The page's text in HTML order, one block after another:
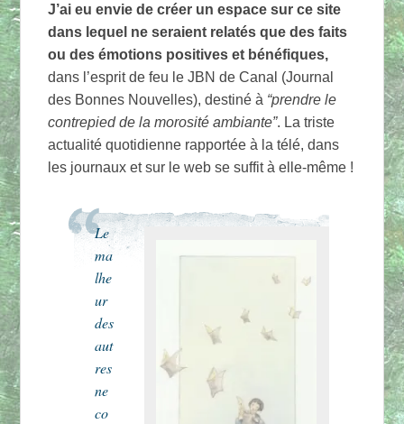
J’ai eu envie de créer un espace sur ce site
dans lequel ne seraient relatés que des faits
ou des émotions positives et bénéfiques,
dans l’esprit de feu le JBN de Canal (Journal
des Bonnes Nouvelles), destiné à “prendre le
contrepied de la morosité ambiante”. La triste
actualité quotidienne rapportée à la télé, dans
les journaux et sur le web se suffit à elle-même !
Le
ma
lhe
ur
des
aut
res
ne
co